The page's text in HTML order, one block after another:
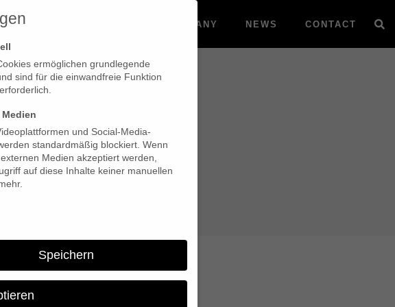
PRODUCTIONS COMPANY NEWS CONTACT
ermöglichen grundlegende
sind für die einwandfreie Funktion
und Social-Media-
standardmäßig blockiert. Wenn
Medien akzeptiert werden,
auf diese Inhalte keiner manuellen
Speichern